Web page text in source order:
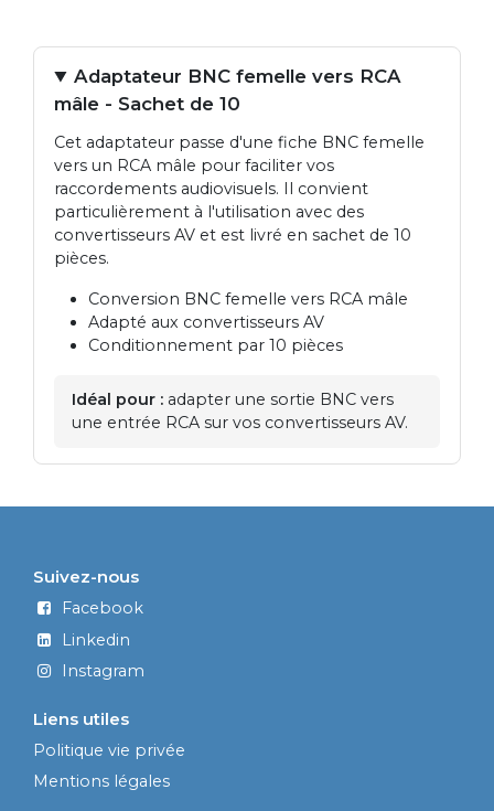
Adaptateur BNC femelle vers RCA
mâle - Sachet de 10
Cet adaptateur passe d'une fiche BNC femelle
vers un RCA mâle pour faciliter vos
raccordements audiovisuels. Il convient
particulièrement à l'utilisation avec des
convertisseurs AV et est livré en sachet de 10
pièces.
Conversion BNC femelle vers RCA mâle
Adapté aux convertisseurs AV
Conditionnement par 10 pièces
Idéal pour : adapter une sortie BNC vers
une entrée RCA sur vos convertisseurs AV.
Liens utiles
Politique vie privée
Mentions légales
Suivez-nous
Facebook
Linkedin
Instagram